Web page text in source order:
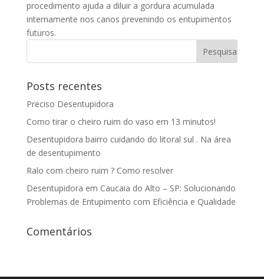
procedimento ajuda a diluir a gordura acumulada
internamente nos canos prevenindo os entupimentos
futuros.
Posts recentes
Preciso Desentupidora
Como tirar o cheiro ruim do vaso em 13 minutos!
Desentupidora bairro cuidando do litoral sul . Na área
de desentupimento
Ralo com cheiro ruim ? Como resolver
Desentupidora em Caucaia do Alto – SP: Solucionando
Problemas de Entupimento com Eficiência e Qualidade
Comentários